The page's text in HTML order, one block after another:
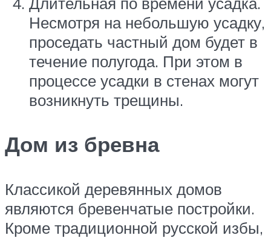
Несмотря на небольшую усадку,
проседать частный дом будет в
течение полугода. При этом в
процессе усадки в стенах могут
возникнуть трещины.
Дом из бревна
Классикой деревянных домов
являются бревенчатые постройки.
Кроме традиционной русской избы,